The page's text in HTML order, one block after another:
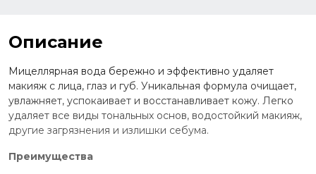
Описание
Мицеллярная вода бережно и эффективно удаляет
макияж с лица, глаз и губ. Уникальная формула очищает,
увлажняет, успокаивает и восстанавливает кожу. Легко
удаляет все виды тональных основ, водостойкий макияж,
другие загрязнения и излишки себума.
Преимущества